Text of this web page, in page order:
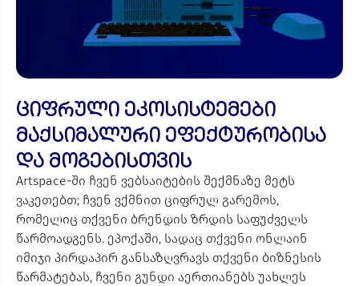
ციფრული ეკოსისტემები
მაქსიმალური ეფექტურობისა
და მოგებისთვის
Artspace-ში ჩვენ ვებსაიტების შექმნაზე მეტს
ვაკეთებთ; ჩვენ ვქმნით ციფრულ გარემოს,
რომელიც თქვენი ბრენდის ზრდის საფუძველს
წარმოადგენს. ეპოქაში, სადაც თქვენი ონლაინ
იმიჯი პირდაპირ განსაზღვრავს თქვენი ბიზნესის
წარმატებას, ჩვენი გუნდი აერთიანებს უახლეს